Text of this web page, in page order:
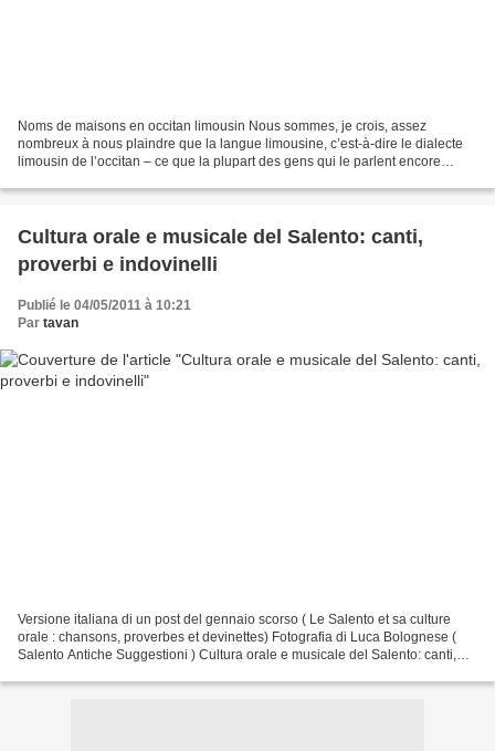
Noms de maisons en occitan limousin Nous sommes, je crois, assez
nombreux à nous plaindre que la langue limousine, c’est-à-dire le dialecte
limousin de l’occitan – ce que la plupart des gens qui le parlent encore
Cultura orale e musicale del Salento: canti,
proverbi e indovinelli
Publié le 04/05/2011 à 10:21
Par tavan
Versione italiana di un post del gennaio scorso ( Le Salento et sa culture
orale : chansons, proverbes et devinettes) Fotografia di Luca Bolognese (
Salento Antiche Suggestioni ) Cultura orale e musicale del Salento: canti,